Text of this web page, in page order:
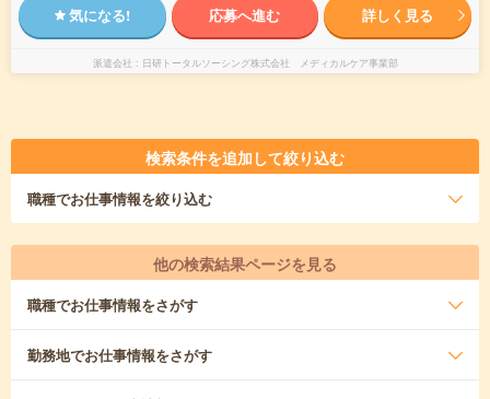
気になる! 応募へ進む 詳しく見る
派遣会社 日研トータルソーシング株式会社 メディカルケア事業部
検索条件を追加して絞り込む
職種でお仕事情報を絞り込む
他の検索結果ページを見る
職種でお仕事情報をさがす
勤務地でお仕事情報をさがす